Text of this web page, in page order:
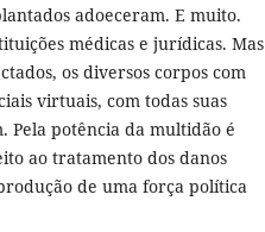
adoeceram. E muito.
médicas e jurídicas. Mas
os diversos corpos com
virtuais, com todas suas
Pela potência da multidão é
ao tratamento dos danos
de uma força política